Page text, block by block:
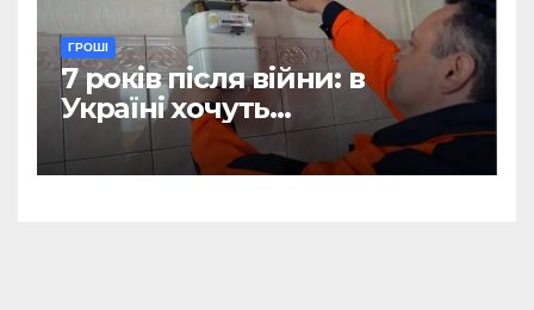
ГРОШІ
7 років після війни: в
Україні хочуть
відтермінувати
встановлення лічильників